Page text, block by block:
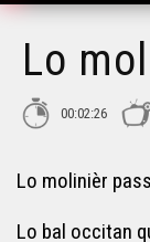
Lo
00:02:26
Lo molinièr
Lo bal occitan